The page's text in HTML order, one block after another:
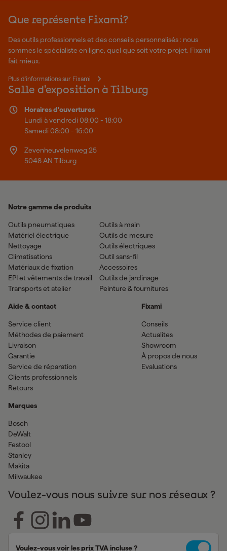
Que représente Fixami?
Des outils professionnels et des conseils personnalisés : nous
sommes le spécialiste en ligne, quel que soit votre projet. Fixami
fait mieux.
Plus d'informations sur Fixami
Salle d'exposition à Tilburg
Horaires d'ouvertures
Lundi à vendredi 08:00 - 18:00
Samedi 08:00 - 16:00
Zevenheuvelenweg 25
5048 AN Tilburg
Notre gamme de produits
Outils pneumatiques
Matériel électrique
Nettoyage
Climatisations
Matériaux de fixation
EPI et vêtements de travail
Transports et atelier
Outils à main
Outils de mesure
Outils électriques
Outil sans-fil
Accessoires
Outils de jardinage
Peinture & fournitures
Aide & contact
Service client
Méthodes de paiement
Livraison
Garantie
Service de réparation
Clients professionnels
Retours
Marques
Bosch
DeWalt
Festool
Stanley
Makita
Milwaukee
Fixami
Conseils
Actualites
Showroom
À propos de nous
Evaluations
Voulez-vous nous suivre sur nos réseaux ?
Voulez-vous voir les prix TVA incluse ?